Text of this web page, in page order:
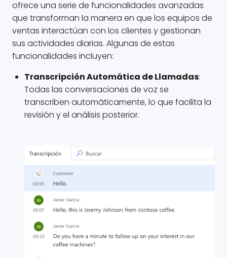
ofrece una serie de funcionalidades avanzadas
que transforman la manera en que los equipos de
ventas interactúan con los clientes y gestionan
sus actividades diarias. Algunas de estas
funcionalidades incluyen:
Transcripción Automática de Llamadas:
Todas las conversaciones de voz se
transcriben automáticamente, lo que facilita la
revisión y el análisis posterior.